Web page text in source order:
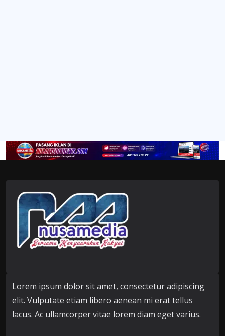
Lorem ipsum dolor sit amet, consectetur adipiscing
elit. Vulputate etiam libero aenean mi erat tellus
lacus. Ac ullamcorper vitae lorem diam eget varius.